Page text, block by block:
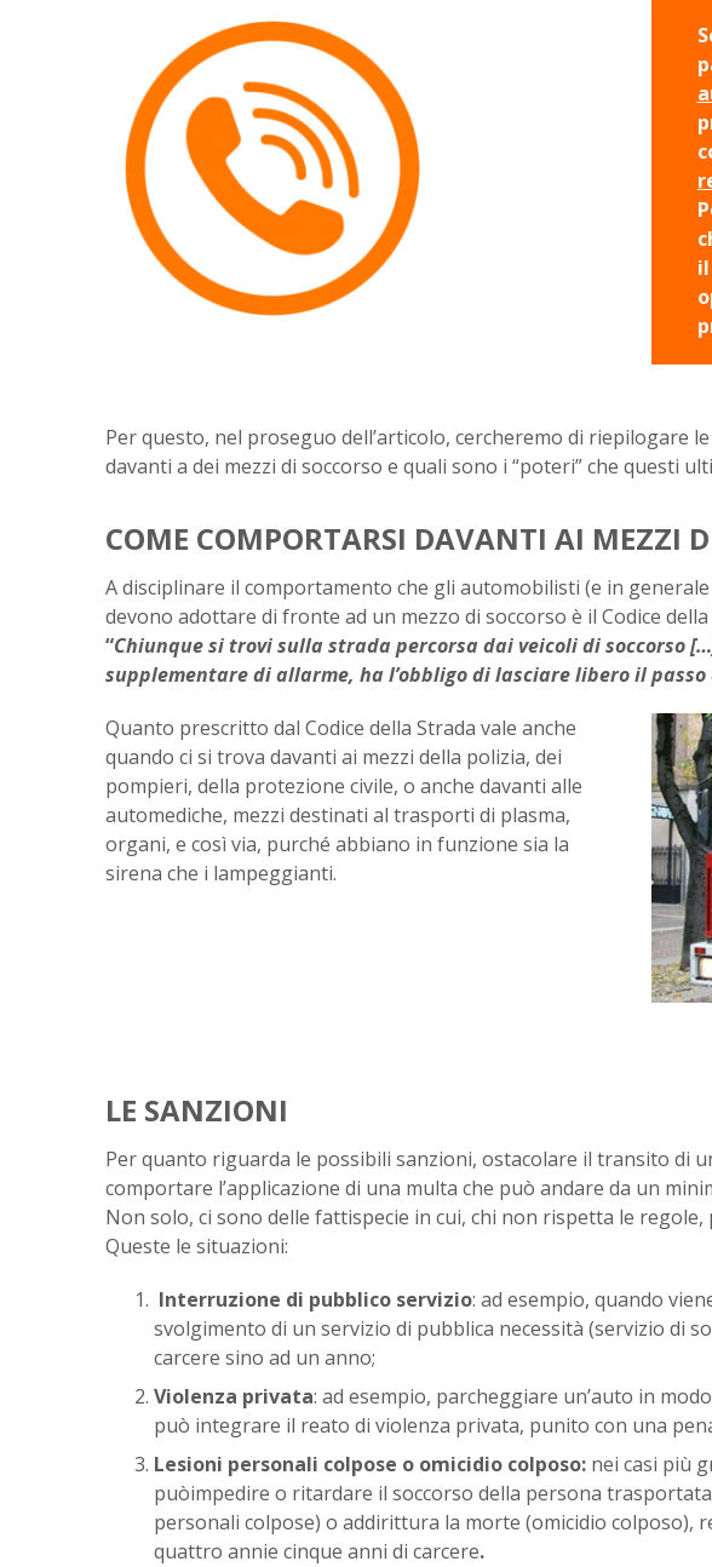
il
Per questo, nel proseguo dell’articolo, cercheremo di riepilogare
davanti a dei mezzi di soccorso e quali sono i “poteri” che questi
COME COMPORTARSI DAVANTI AI MEZZI
A disciplinare il comportamento che gli automobilisti (e in
devono adottare di fronte ad un mezzo di soccorso è il Codice
“Chiunque si trovi sulla strada percorsa dai veicoli di soccorso
supplementare di allarme, ha l’obbligo di lasciare libero il
Quanto prescritto dal Codice della Strada vale anche
quando ci si trova davanti ai mezzi della polizia, dei
pompieri, della protezione civile, o anche davanti alle
automediche, mezzi destinati al trasporti di plasma,
organi, e così via, purché abbiano in funzione sia la
sirena che i lampeggianti.
LE SANZIONI
Per quanto riguarda le possibili sanzioni, ostacolare il transito di
comportare l’applicazione di una multa che può andare da un
Non solo, ci sono delle fattispecie in cui, chi non rispetta le
Queste le situazioni:
Interruzione di pubblico servizio: ad esempio, quando
svolgimento di un servizio di pubblica necessità (servizio di
carcere sino ad un anno;
Violenza privata: ad esempio, parcheggiare un’auto in
può integrare il reato di violenza privata, punito con una
Lesioni personali colpose o omicidio colposo: nei casi più
puòimpedire o ritardare il soccorso della persona
personali colpose) o addirittura la morte (omicidio colposo),
quattro annie cinque anni di carcere.